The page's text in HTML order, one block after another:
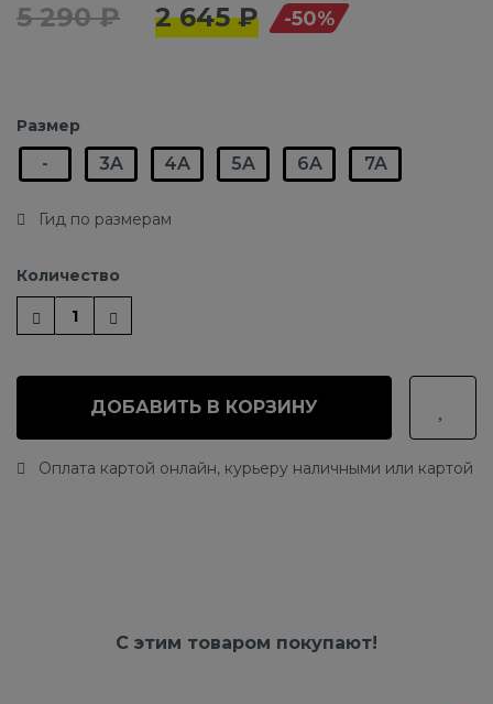
5 290 ₽ 2 645 ₽ -50%
Размер
- 3A 4A 5A 6A 7A
Гид по размерам
Количество
ДОБАВИТЬ В КОРЗИНУ
Оплата картой онлайн, курьеру наличными или картой
С этим товаром покупают!